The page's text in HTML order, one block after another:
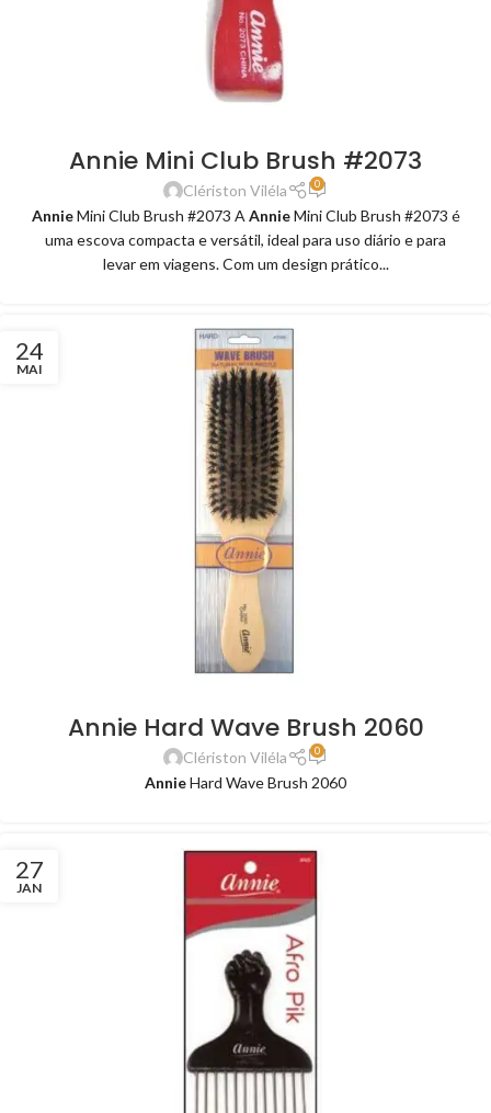
Annie Mini Club Brush #2073
Clériston Viléla 0
AnnieMini Club Brush #2073 A AnnieMini Club Brush #2073 é
uma escova compacta e versátil, ideal para uso diário e para
levar em viagens. Com um design prático...
24
MAI
Annie Hard Wave Brush 2060
Clériston Viléla 0
AnnieHard Wave Brush 2060
27
JAN